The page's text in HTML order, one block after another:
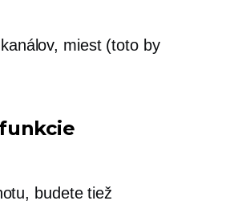
miest (toto by
budete tiež